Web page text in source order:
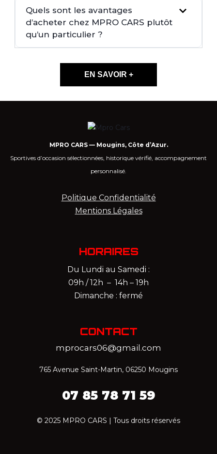
Quels sont les avantages
d’acheter chez MPRO CARS plutôt
qu’un particulier ?
EN SAVOIR +
MPRO CARS — Mougins, Côte d’Azur.
Sportives d’occasion sélectionnées, historique vérifié, accompagnement
personnalisé.
Politique Confidentialité
Mentions Légales
HORAIRES
Du Lundi au Samedi :
09h / 12h – 14h – 19h
Dimanche : fermé
CONTACT
mprocars06@gmail.com
765 Avenue Saint-Martin, 06250 Mougins
07 85 78 71 59‬
© 2025 MPRO CARS | Tous droits réservés